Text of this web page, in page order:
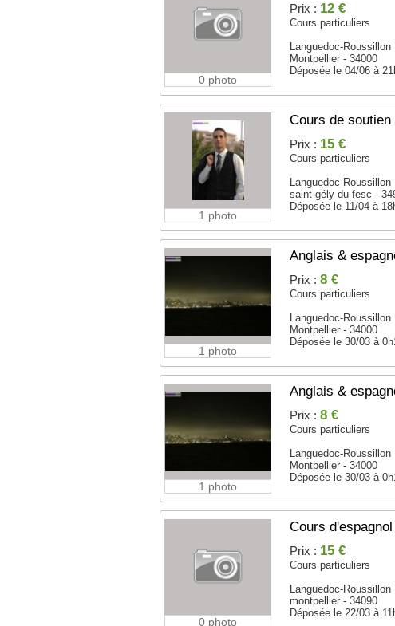
0 photo
Prix : 12 €
Cours particuliers
Languedoc-Roussillon
Montpellier - 34000
Déposée le 04/06 à
1 photo
Cours de
Prix : 15 €
Cours particuliers
Languedoc-Roussillon
saint gély du fesc -
Déposée le 11/04 à
1 photo
Anglais &
Prix :8 €
Cours particuliers
Languedoc-Roussillon
Montpellier - 34000
Déposée le 30/03 à
1 photo
Anglais &
Prix :8 €
Cours particuliers
Languedoc-Roussillon
Montpellier - 34000
Déposée le 30/03 à
0 photo
Cours
Prix : 15 €
Cours particuliers
Languedoc-Roussillon
montpellier - 34090
Déposée le 22/03 à